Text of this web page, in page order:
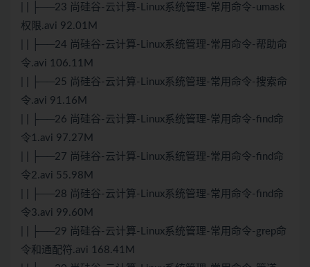
| | ├──23 尚硅谷-云计算-Linux系统管理-常用命令-umask
权限.avi 92.01M
| | ├──24 尚硅谷-云计算-Linux系统管理-常用命令-帮助命
令.avi 106.11M
| | ├──25 尚硅谷-云计算-Linux系统管理-常用命令-搜索命
令.avi 91.16M
| | ├──26 尚硅谷-云计算-Linux系统管理-常用命令-find命
令1.avi 97.27M
| | ├──27 尚硅谷-云计算-Linux系统管理-常用命令-find命
令2.avi 55.98M
| | ├──28 尚硅谷-云计算-Linux系统管理-常用命令-find命
令3.avi 99.60M
| | ├──29 尚硅谷-云计算-Linux系统管理-常用命令-grep命
令和通配符.avi 168.41M